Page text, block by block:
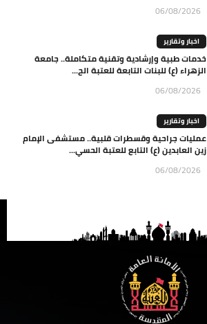
06/08/2026
اخبار وتقارير
خدمات طبية وإرشادية وتقنية متكاملة.. جامعة
الزهراء (ع) للبنات التابعة للعتبة الح...
06/08/2026
اخبار وتقارير
عمليات جراحية وقسطرات قلبية.. مستشفى الإمام
زين العابدين (ع) التابع للعتبة الحسي...
06/08/2026